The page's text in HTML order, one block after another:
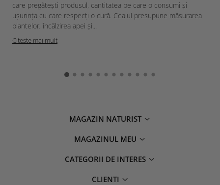
care pregătești produsul, cantitatea pe care o consumi și
ușurința cu care respecți o cură. Ceaiul presupune măsurarea
plantelor, încălzirea apei și...
Citeste mai mult
MAGAZIN NATURIST
MAGAZINUL MEU
CATEGORII DE INTERES
CLIENTI